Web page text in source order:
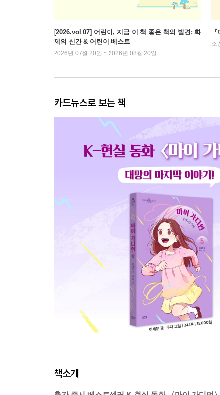
[2026.vol.07] 어린이, 지금 이 책 좋은 책의 발견: 화
제의 신간 & 어린이 베스트
2026년 07월 20일 ~ 2026년 08월 20일
소
카드뉴스로 보는 책
책소개